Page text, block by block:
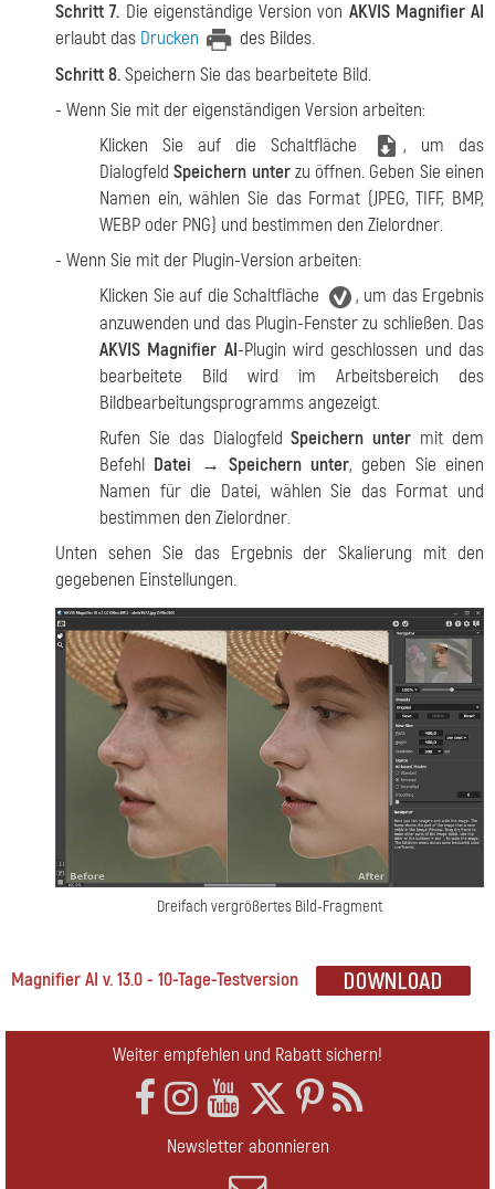
Schritt 7. Die eigenständige Version von AKVIS Magnifier AI
erlaubt das Drucken
des Bildes.
Schritt 8.Speichern Sie das bearbeitete Bild.
- Wenn Sie mit der eigenständigen Version arbeiten:
Klicken Sie auf die Schaltfläche
, um das
DialogfeldSpeichern unterzu öffnen. Geben Sie einen
Namen ein, wählen Sie das Format (JPEG, TIFF, BMP,
WEBP oder PNG) und bestimmen den Zielordner.
- Wenn Sie mit der Plugin-Version arbeiten:
Klicken Sie auf die Schaltfläche
, um das Ergebnis
anzuwenden und das Plugin-Fenster zu schließen. Das
AKVIS Magnifier AI-Plugin wird geschlossen und das
bearbeitete Bild wird im Arbeitsbereich des
Bildbearbeitungsprogramms angezeigt.
Rufen Sie das DialogfeldSpeichern unter mit dem
Befehl Datei → Speichern unter, geben Sie einen
Namen für die Datei, wählen Sie das Format und
bestimmen den Zielordner.
Unten sehen Sie das Ergebnis der Skalierung mit den
gegebenen Einstellungen.
Dreifach vergrößertes Bild-Fragment
Magnifier AI v. 13.0 - 10-Tage-Testversion
Weiter empfehlen und Rabatt sichern!
Newsletter abonnieren